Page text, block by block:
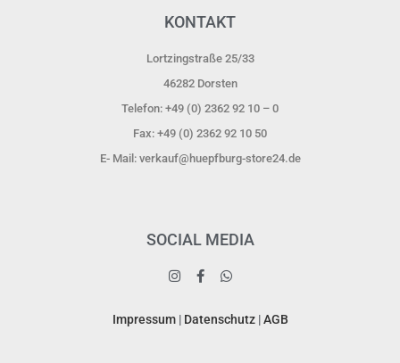
KONTAKT
Lortzingstraße 25/33
46282 Dorsten​
Telefon: +49 (0) 2362 92 10 – 0
Fax: +49 (0) 2362 92 10 50
E- Mail: verkauf@huepfburg-store24.de
SOCIAL MEDIA
Impressum| Datenschutz|AGB